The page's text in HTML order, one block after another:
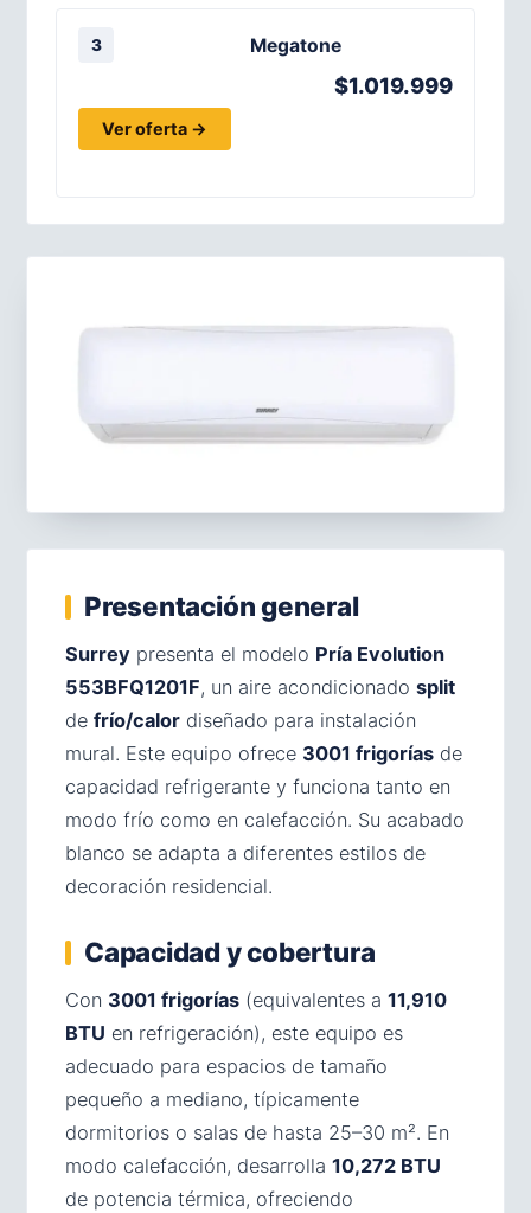
3 Megatone
$1.019.999
Ver oferta →
Presentación general
Surrey presenta el modelo Pría Evolution
553BFQ1201F, un aire acondicionado split
de frío/calor diseñado para instalación
mural. Este equipo ofrece 3001 frigorías de
capacidad refrigerante y funciona tanto en
modo frío como en calefacción. Su acabado
blanco se adapta a diferentes estilos de
decoración residencial.
Capacidad y cobertura
Con 3001 frigorías (equivalentes a 11,910
BTU en refrigeración), este equipo es
adecuado para espacios de tamaño
pequeño a mediano, típicamente
dormitorios o salas de hasta 25–30 m². En
modo calefacción, desarrolla 10,272 BTU
de potencia térmica, ofreciendo